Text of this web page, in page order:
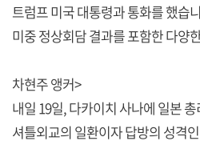
트럼프 미국 대통령과 통화를 했습
미중 정상회담 결과를 포함한 다양
차현주 앵커>
내일 19일, 다카이치 사나에 일본
셔틀외교의 일환이자 답방의 성격